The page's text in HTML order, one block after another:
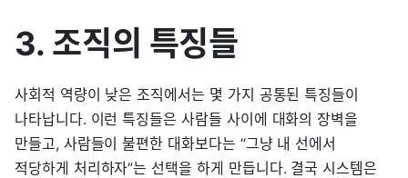
3. 조직의 특징들
사회적 역량이 낮은 조직에서는 몇 가지 공통된 특징들이
나타납니다. 이런 특징들은 사람들 사이에 대화의 장벽을
만들고, 사람들이 불편한 대화보다는 “그냥 내 선에서
적당하게 처리하자”는 선택을 하게 만듭니다. 결국 시스템은